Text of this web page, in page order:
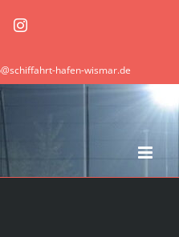
Instagram
hafen-wismar.de